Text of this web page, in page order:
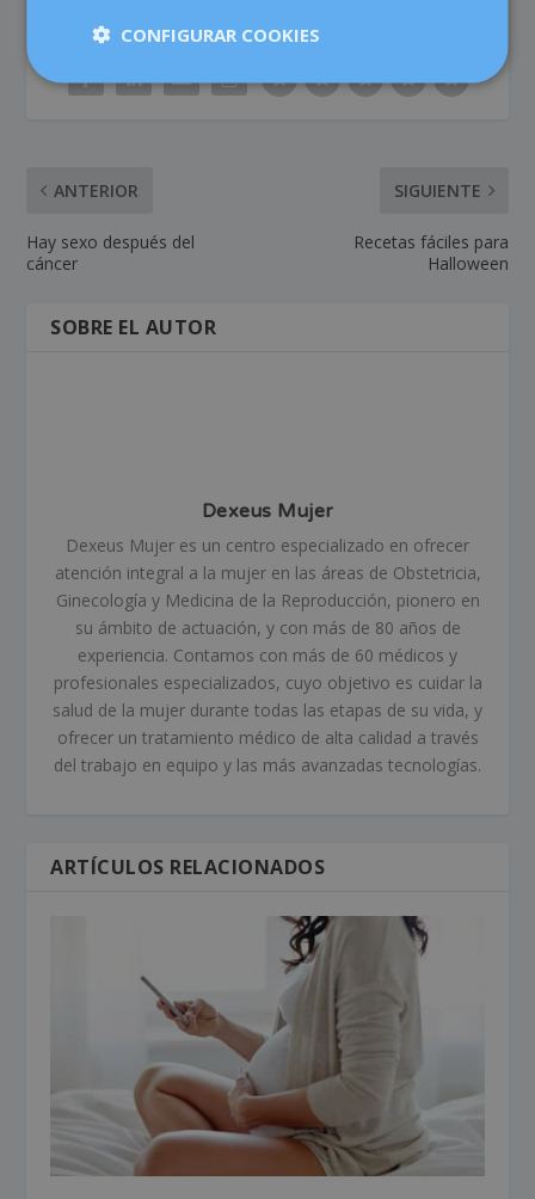
COMPARTIR: VALORACIÓN:
ANTERIOR
Hay sexo después del
cáncer
SIGUIENTE
Recetas fáciles para
Halloween
SOBRE EL AUTOR
Dexeus Mujer
Dexeus Mujer es un centro especializado en ofrecer
atención integral a la mujer en las áreas de Obstetricia,
Ginecología y Medicina de la Reproducción, pionero en
su ámbito de actuación, y con más de 80 años de
experiencia. Contamos con más de 60 médicos y
profesionales especializados, cuyo objetivo es cuidar la
salud de la mujer durante todas las etapas de su vida, y
ofrecer un tratamiento médico de alta calidad a través
del trabajo en equipo y las más avanzadas tecnologías.
ARTÍCULOS RELACIONADOS
CONFIGURAR COOKIES